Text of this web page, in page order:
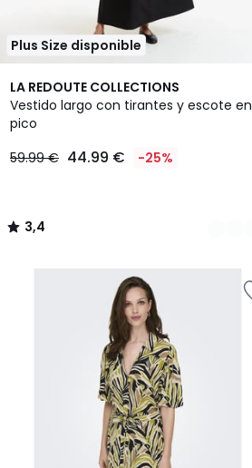
Plus Size disponible
LA REDOUTE COLLECTIONS
Vestido largo con tirantes y escote en
pico
59.99 € 44.99 € -25%
3,4
/ 5
2
Colores
3,4
/